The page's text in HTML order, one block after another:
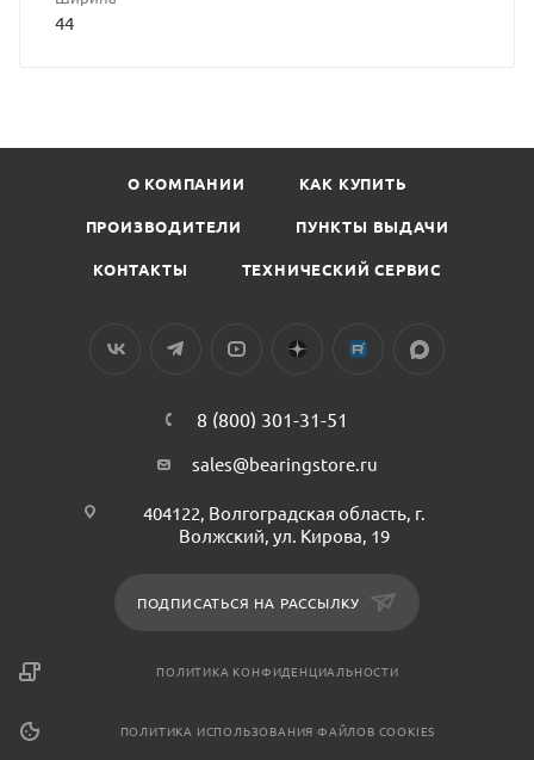
44
О КОМПАНИИ КАК КУПИТЬ
ПРОИЗВОДИТЕЛИ ПУНКТЫ ВЫДАЧИ
КОНТАКТЫ ТЕХНИЧЕСКИЙ СЕРВИС
8 (800) 301-31-51
sales@bearingstore.ru
404122, Волгоградская область, г.
Волжский, ул. Кирова, 19
ПОДПИСАТЬСЯ НА РАССЫЛКУ
ПОЛИТИКА КОНФИДЕНЦИАЛЬНОСТИ
ПОЛИТИКА ИСПОЛЬЗОВАНИЯ ФАЙЛОВ COOKIES